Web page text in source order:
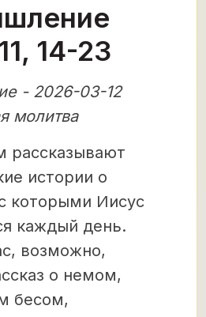
14-23
- 2026-03-12
молитва
рассказывают
истории о
которыми Иисус
каждый день.
возможно,
о немом,
бесом,